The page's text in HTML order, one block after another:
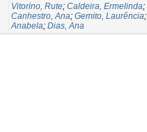
Vitorino, Rute; Caldeira, Ermelinda;
Canhestro, Ana; Gemito, Laurência;
Anabela; Dias, Ana